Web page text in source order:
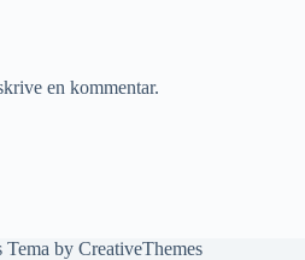
en kommentar.
Tema by CreativeThemes